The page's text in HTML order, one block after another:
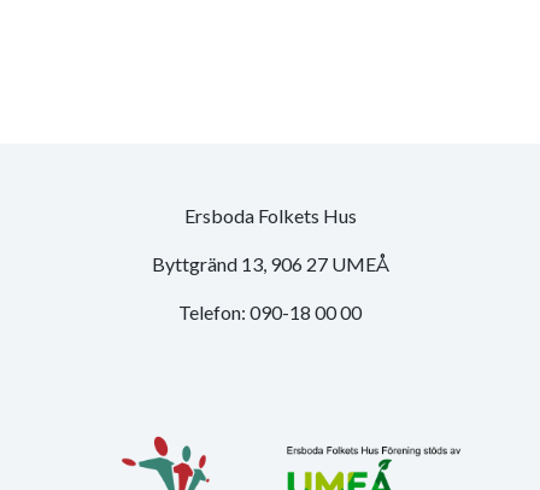
Ersboda Folkets Hus
Byttgränd 13, 906 27 UMEÅ
Telefon: 090-18 00 00